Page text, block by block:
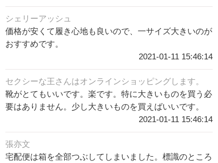
シェリーアッシュ
価格が安くて履き心地も良いので、一サイズ大きいのが
おすすめです。
2021-01-11 15:46:14
セクシーな王さんはオンラインショッピングします。
靴がとてもいいです。楽です。特に大きいものを買う必
要はありません。少し大きいものを買えばいいです。
2021-01-11 15:46:14
張亦文
宅配便は箱を全部つぶしてしまいました。標識のところ